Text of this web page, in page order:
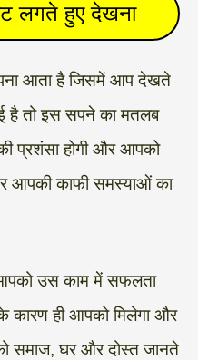
लगते हुए देखना
आता है जिसमें आप देखते
है तो इस सपने का मतलब
प्रशंसा होगी और आपको
आपकी काफी समस्याओं का
उस काम में सफलता
कारण ही आपको मिलेगा और
समाज, घर और दोस्त जानते